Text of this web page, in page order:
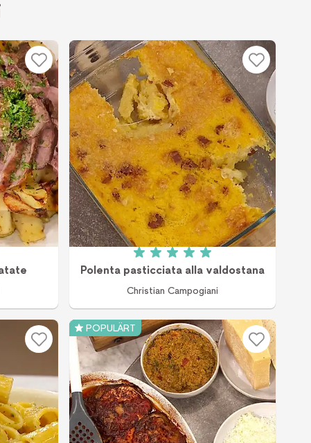
5 (2 röster) Betyg: 5 av 5 (3 röster)
Polenta pasticciata alla valdostana
Christian Campogiani
POPULÄRT